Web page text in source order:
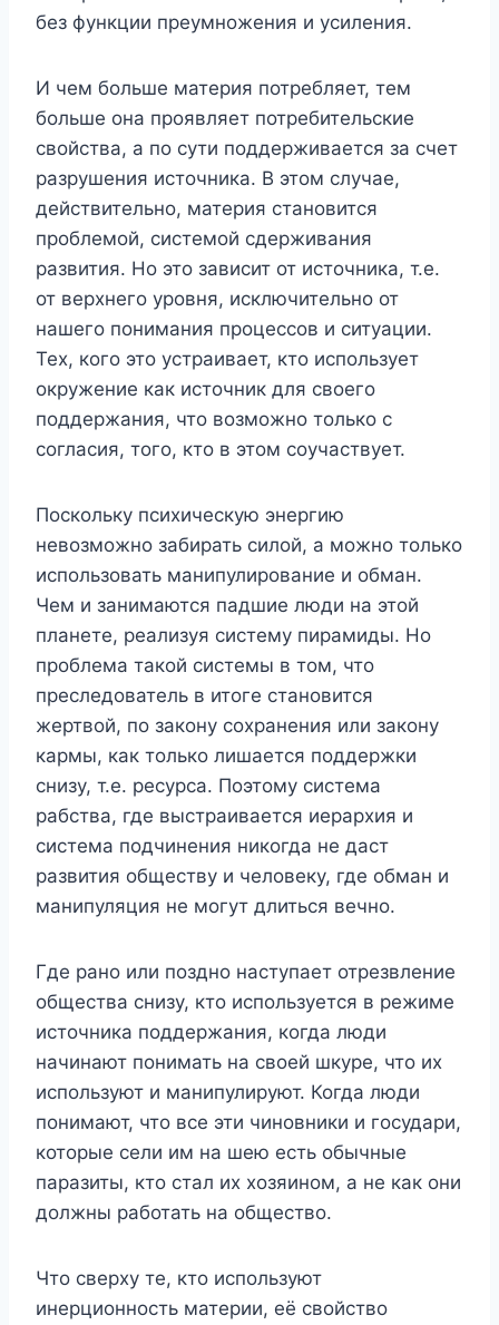
без функции преумножения и усиления.
И чем больше материя потребляет, тем
больше она проявляет потребительские
свойства, а по сути поддерживается за счет
разрушения источника. В этом случае,
действительно, материя становится
проблемой, системой сдерживания
развития. Но это зависит от источника, т.е.
от верхнего уровня, исключительно от
нашего понимания процессов и ситуации.
Тех, кого это устраивает, кто использует
окружение как источник для своего
поддержания, что возможно только с
согласия, того, кто в этом соучаствует.
Поскольку психическую энергию
невозможно забирать силой, а можно только
использовать манипулирование и обман.
Чем и занимаются падшие люди на этой
планете, реализуя систему пирамиды. Но
проблема такой системы в том, что
преследователь в итоге становится
жертвой, по закону сохранения или закону
кармы, как только лишается поддержки
снизу, т.е. ресурса. Поэтому система
рабства, где выстраивается иерархия и
система подчинения никогда не даст
развития обществу и человеку, где обман и
манипуляция не могут длиться вечно.
Где рано или поздно наступает отрезвление
общества снизу, кто используется в режиме
источника поддержания, когда люди
начинают понимать на своей шкуре, что их
используют и манипулируют. Когда люди
понимают, что все эти чиновники и государи,
которые сели им на шею есть обычные
паразиты, кто стал их хозяином, а не как они
должны работать на общество.
Что сверху те, кто используют
инерционность материи, её свойство